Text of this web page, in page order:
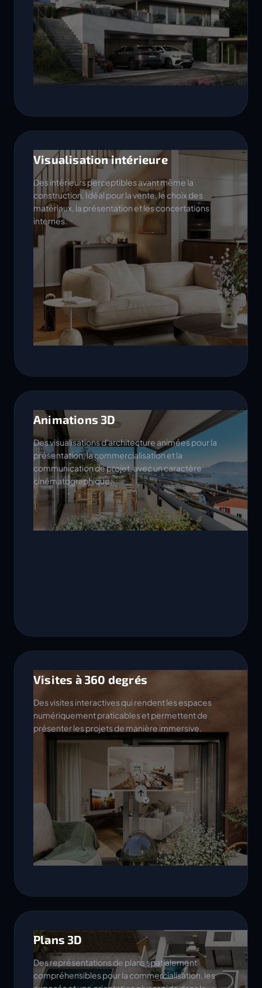
Visualisation intérieure
Des intérieurs perceptibles avant même la
construction. Idéal pour la vente, le choix des
matériaux, la présentation et les concertations
internes.
Animations 3D
Des visualisations d'architecture animées pour la
présentation, la commercialisation et la
communication de projet, avec un caractère
cinématographique.
Visites à 360 degrés
Des visites interactives qui rendent les espaces
numériquement praticables et permettent de
présenter les projets de manière immersive.
Plans 3D
Des représentations de plans spatialement
compréhensibles pour la commercialisation, les